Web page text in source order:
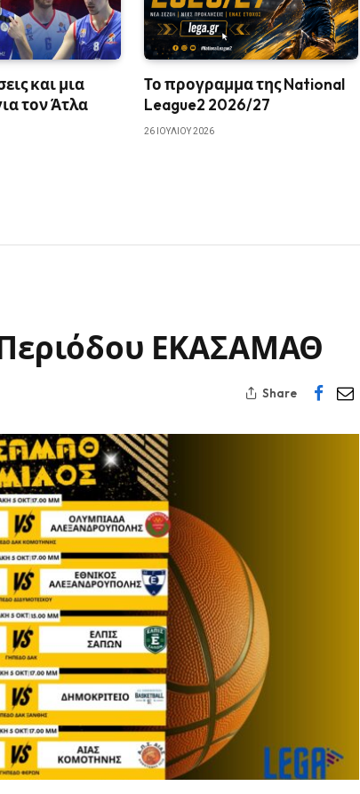
και μια
τον Άτλα
Το προγραμμα της National
League2 2026/27
26 ΙΟΥΛΊΟΥ 2026
ΕΚΑΣΑΜΑΘ
Share